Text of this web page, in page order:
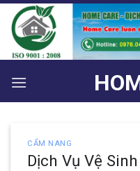
Bỏ
qua
nội
dung
CẨM NANG
Dịch Vụ Vệ